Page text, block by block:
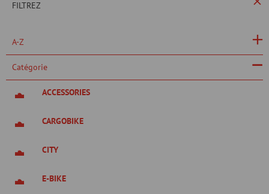
FILTREZ
A-Z
Catégorie
ACCESSORIES
CARGOBIKE
CITY
E-BIKE